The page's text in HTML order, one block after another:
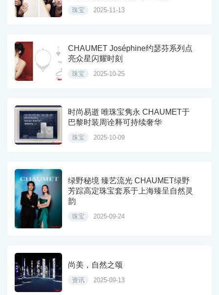
珠宝 2025-11-13
CHAUMET Joséphine约瑟芬系列点
亮众星闪耀时刻
珠宝 2025-10-25
时尚易逝 唯珠宝隽永 CHAUMET于
巴黎时装周诠释可持续奢华
珠宝 2025-10-09
绿野秘境 臻艺流光 CHAUMET绿野
芳踪高定珠宝套系于上海臻呈自然灵
韵
珠宝 2025-09-24
尚美，自然之颂
资讯 2025-09-13